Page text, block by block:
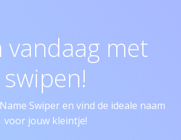
vandaag met
swipen!
Swiper en vind de ideale naam
voor jouw kleintje!